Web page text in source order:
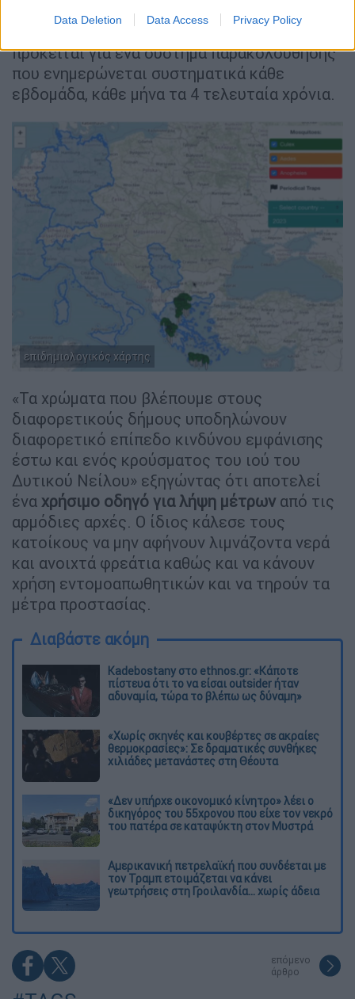
Data Deletion Data Access Privacy Policy
Μιλώντας για την έρευνα που γίνεται από το
Αστεροσκοπείο Αθηνών επισήμανε ότι
πρόκειται για ένα σύστημα παρακολούθησης
που ενημερώνεται συστηματικά κάθε
εβδομάδα, κάθε μήνα τα 4 τελευταία χρόνια.
επιδημιολογικός χάρτης
«Τα χρώματα που βλέπουμε στους
διαφορετικούς δήμους υποδηλώνουν
διαφορετικό επίπεδο κινδύνου εμφάνισης
έστω και ενός κρούσματος του ιού του
Δυτικού Νείλου» εξηγώντας ότι αποτελεί
ένα χρήσιμο οδηγό για λήψη μέτρων από τις
αρμόδιες αρχές. Ο ίδιος κάλεσε τους
κατοίκους να μην αφήνουν λιμνάζοντα νερά
και ανοιχτά φρεάτια καθώς και να κάνουν
χρήση εντομοαπωθητικών και να τηρούν τα
μέτρα προστασίας.
Διαβάστε ακόμη
Kadebostany στο ethnos.gr: «Κάποτε
πίστευα ότι το να είσαι outsider ήταν
αδυναμία, τώρα το βλέπω ως δύναμη»
«Χωρίς σκηνές και κουβέρτες σε ακραίες
θερμοκρασίες»: Σε δραματικές συνθήκες
χιλιάδες μετανάστες στη Θέουτα
«Δεν υπήρχε οικονομικό κίνητρο» λέει ο
δικηγόρος του 55χρονου που είχε τον νεκρό
του πατέρα σε καταψύκτη στον Μυστρά
Αμερικανική πετρελαϊκή που συνδέεται με
τον Τραμπ ετοιμάζεται να κάνει
γεωτρήσεις στη Γροιλανδία... χωρίς άδεια
επόμενο
άρθρο